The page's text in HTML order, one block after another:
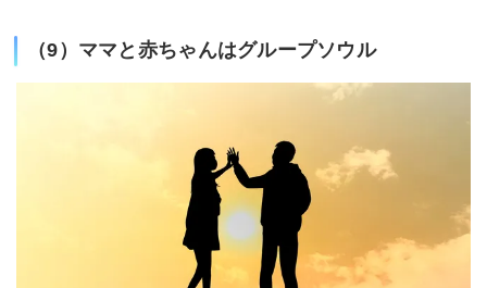
（9）ママと赤ちゃんはグループソウル